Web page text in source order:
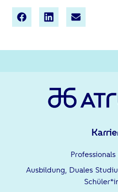
Ausbildung, Duales